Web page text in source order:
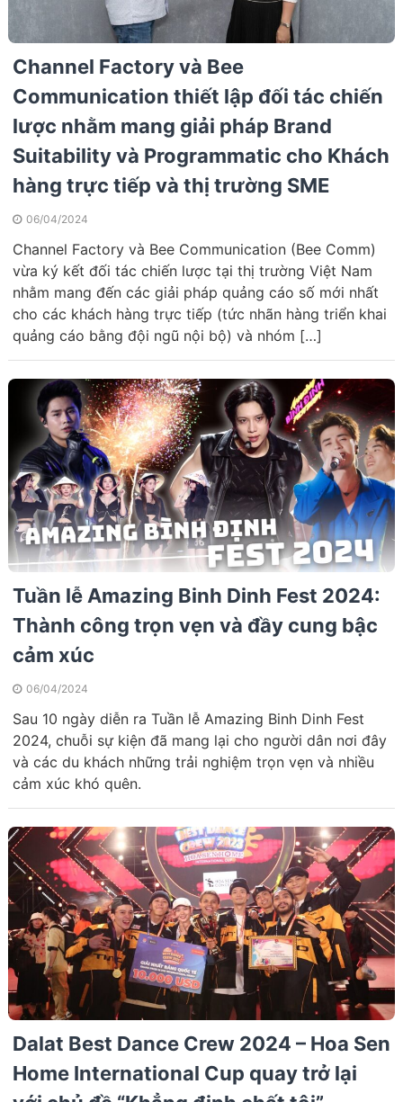
Channel Factory và Bee
Communication thiết lập đối tác chiến
lược nhằm mang giải pháp Brand
Suitability và Programmatic cho Khách
hàng trực tiếp và thị trường SME
06/04/2024
Channel Factory và Bee Communication (Bee Comm)
vừa ký kết đối tác chiến lược tại thị trường Việt Nam
nhằm mang đến các giải pháp quảng cáo số mới nhất
cho các khách hàng trực tiếp (tức nhãn hàng triển khai
quảng cáo bằng đội ngũ nội bộ) và nhóm […]
Tuần lễ Amazing Binh Dinh Fest 2024:
Thành công trọn vẹn và đầy cung bậc
cảm xúc
06/04/2024
Sau 10 ngày diễn ra Tuần lễ Amazing Binh Dinh Fest
2024, chuỗi sự kiện đã mang lại cho người dân nơi đây
và các du khách những trải nghiệm trọn vẹn và nhiều
cảm xúc khó quên.
Dalat Best Dance Crew 2024 – Hoa Sen
Home International Cup quay trở lại